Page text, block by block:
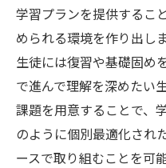
学習プランを提供するこ
められる環境を作り出し
生徒には復習や基礎固め
で進んで理解を深めたい
課題を用意することで、
のように個別最適化され
ースで取り組むことを可